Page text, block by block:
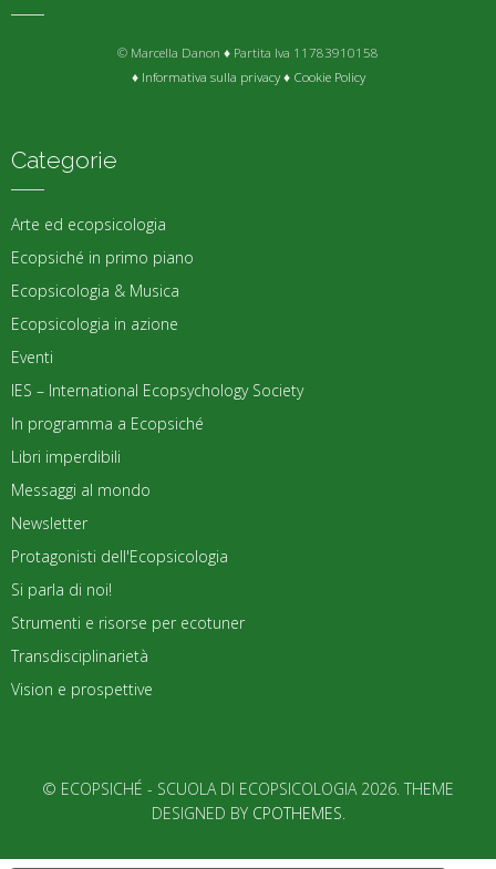
© Marcella Danon ♦ Partita Iva 11783910158
♦ Informativa sulla privacy♦ Cookie Policy
Categorie
Arte ed ecopsicologia
Ecopsiché in primo piano
Ecopsicologia & Musica
Ecopsicologia in azione
Eventi
IES – International Ecopsychology Society
In programma a Ecopsiché
Libri imperdibili
Messaggi al mondo
Newsletter
Protagonisti dell'Ecopsicologia
Si parla di noi!
Strumenti e risorse per ecotuner
Transdisciplinarietà
Vision e prospettive
© ECOPSICHÉ - SCUOLA DI ECOPSICOLOGIA 2026. THEME
DESIGNED BY CPOTHEMES.